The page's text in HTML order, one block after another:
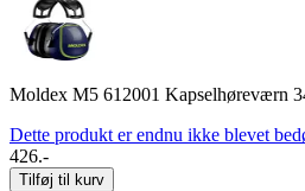
Moldex M5 612001 Kapselhøreværn
Dette produkt er endnu ikke blevet
426.-
Tilføj til kurv